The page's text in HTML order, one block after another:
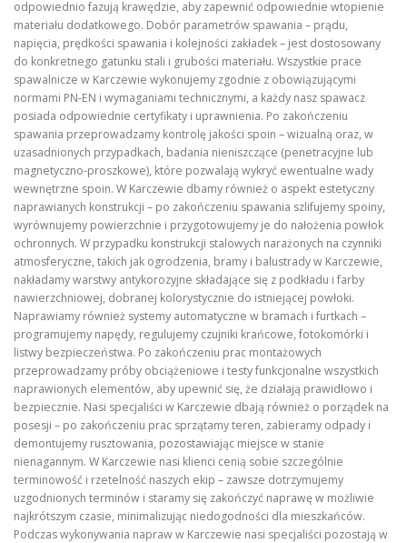
odpowiednio fazują krawędzie, aby zapewnić odpowiednie wtopienie
materiału dodatkowego. Dobór parametrów spawania – prądu,
napięcia, prędkości spawania i kolejności zakładek – jest dostosowany
do konkretnego gatunku stali i grubości materiału. Wszystkie prace
spawalnicze w Karczewie wykonujemy zgodnie z obowiązującymi
normami PN-EN i wymaganiami technicznymi, a każdy nasz spawacz
posiada odpowiednie certyfikaty i uprawnienia. Po zakończeniu
spawania przeprowadzamy kontrolę jakości spoin – wizualną oraz, w
uzasadnionych przypadkach, badania nieniszczące (penetracyjne lub
magnetyczno-proszkowe), które pozwalają wykryć ewentualne wady
wewnętrzne spoin. W Karczewie dbamy również o aspekt estetyczny
naprawianych konstrukcji – po zakończeniu spawania szlifujemy spoiny,
wyrównujemy powierzchnie i przygotowujemy je do nałożenia powłok
ochronnych. W przypadku konstrukcji stalowych narażonych na czynniki
atmosferyczne, takich jak ogrodzenia, bramy i balustrady w Karczewie,
nakładamy warstwy antykorozyjne składające się z podkładu i farby
nawierzchniowej, dobranej kolorystycznie do istniejącej powłoki.
Naprawiamy również systemy automatyczne w bramach i furtkach –
programujemy napędy, regulujemy czujniki krańcowe, fotokomórki i
listwy bezpieczeństwa. Po zakończeniu prac montażowych
przeprowadzamy próby obciążeniowe i testy funkcjonalne wszystkich
naprawionych elementów, aby upewnić się, że działają prawidłowo i
bezpiecznie. Nasi specjaliści w Karczewie dbają również o porządek na
posesji – po zakończeniu prac sprzątamy teren, zabieramy odpady i
demontujemy rusztowania, pozostawiając miejsce w stanie
nienagannym. W Karczewie nasi klienci cenią sobie szczególnie
terminowość i rzetelność naszych ekip – zawsze dotrzymujemy
uzgodnionych terminów i staramy się zakończyć naprawę w możliwie
najkrótszym czasie, minimalizując niedogodności dla mieszkańców.
Podczas wykonywania napraw w Karczewie nasi specjaliści pozostają w